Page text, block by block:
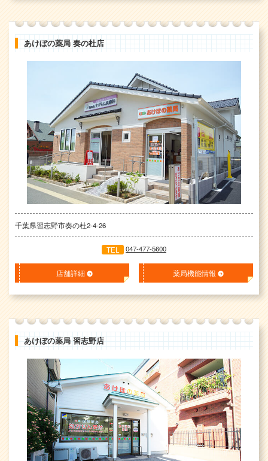
あけぼの薬局 奏の杜店
千葉県習志野市奏の杜2-4-26
TEL 047-477-5600
店舗詳細 薬局機能情報
あけぼの薬局 習志野店